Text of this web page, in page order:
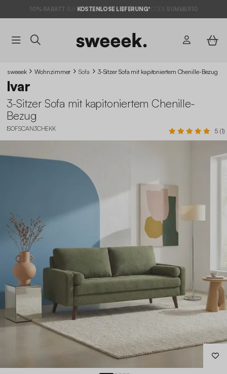
10% RABATT AUF DER SCHNÄPPCHEN* MIT DEM CODE SUMMER10
KOSTENLOSE LIEFERUNG*
sweeek Wohnzimmer Sofa 3-Sitzer Sofa mit kapitoniertem Chenille-Bezug
Ivar
3-Sitzer Sofa mit kapitoniertem Chenille-
Bezug
ISOFSCAN3CHEKK 5 (1)